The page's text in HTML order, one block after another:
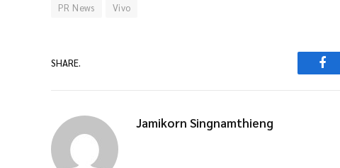
PR News Vivo
SHARE.
Jamikorn Singnamthieng